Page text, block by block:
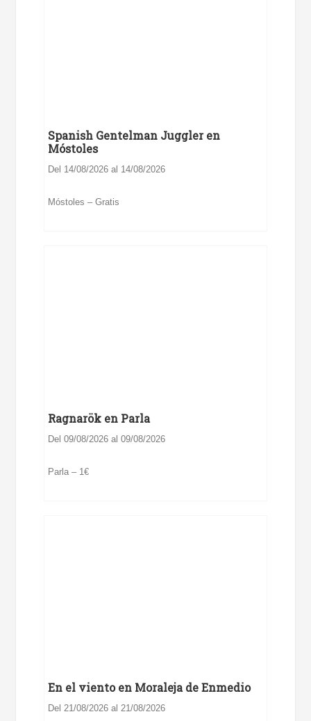
Spanish Gentelman Juggler en
Móstoles
Del 14/08/2026 al 14/08/2026
Móstoles – Gratis
Ragnarök en Parla
Del 09/08/2026 al 09/08/2026
Parla – 1€
En el viento en Moraleja de Enmedio
Del 21/08/2026 al 21/08/2026